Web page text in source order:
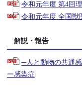
令和元年度 第4回
令和元年度 全国獣
解説・報告
─人と動物の共通
ー感染症